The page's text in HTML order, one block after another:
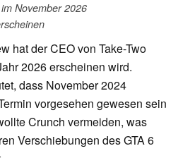
November 2026
hat der CEO von Take-Two
2026 erscheinen wird.
dass November 2024
vorgesehen gewesen sein
Crunch vermeiden, was
Verschiebungen des GTA 6